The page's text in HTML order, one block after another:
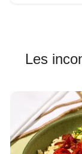
Les